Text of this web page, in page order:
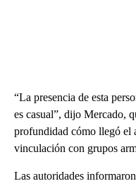
“La presencia de esta
es casual”, dijo Mercado,
profundidad cómo llegó el
vinculación con grupos
Las autoridades